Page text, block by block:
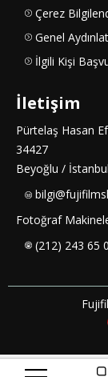
Çerez
Genel
İlgili Kişi
İletişim
Pürtelaş Hasan
34427
Beyoğlu /
Fotoğraf
(212) 243 65